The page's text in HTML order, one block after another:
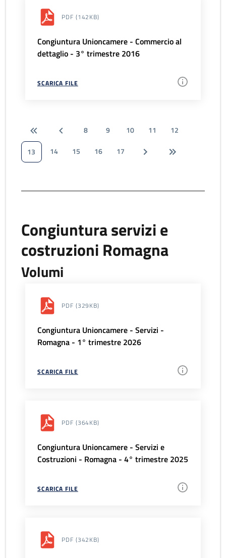
PDF (142KB)
Congiuntura Unioncamere - Commercio al
dettaglio - 3° trimestre 2016
SCARICA FILE
8 9 10 11
12
13
14 15 16 17
Congiuntura servizi e
costruzioni Romagna
Volumi
PDF (329KB)
Congiuntura Unioncamere - Servizi -
Romagna - 1° trimestre 2026
SCARICA FILE
PDF (364KB)
Congiuntura Unioncamere - Servizi e
Costruzioni - Romagna - 4° trimestre 2025
SCARICA FILE
PDF (342KB)